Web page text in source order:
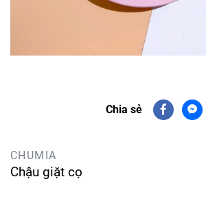
Chia sẻ
CHUMIA
Chậu giặt cọ